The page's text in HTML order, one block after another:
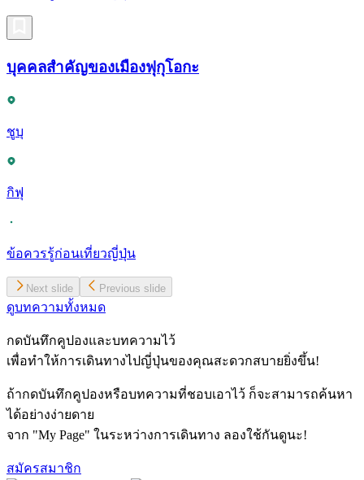
บุคคลสำคัญของเมืองฟุกุโอกะ
ชูบุ
กิฟุ
ข้อควรรู้ก่อนเที่ยวญี่ปุ่น
Next slide Previous slide
ดูบทความทั้งหมด
กดบันทึกคูปองและบทความไว้
เพื่อทำให้การเดินทางไปญี่ปุ่นของคุณสะดวกสบายยิ่งขึ้น!
ถ้ากดบันทึกคูปองหรือบทความที่ชอบเอาไว้ ก็จะสามารถค้นหา
ได้อย่างง่ายดาย
จาก "My Page" ในระหว่างการเดินทาง ลองใช้กันดูนะ!
สมัครสมาชิก